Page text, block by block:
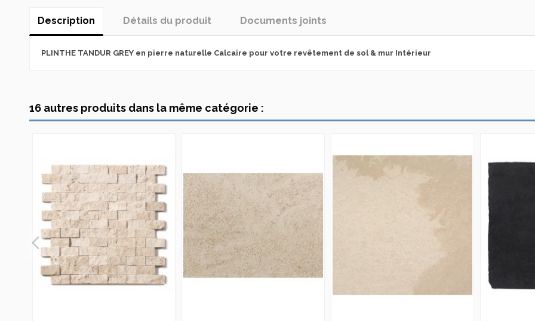
Description Détails du produit Documents joints
PLINTHE TANDUR GREY en pierre naturelle Calcaire pour votre revêtement de sol & mur Intérieur
16 autres produits dans la même catégorie :